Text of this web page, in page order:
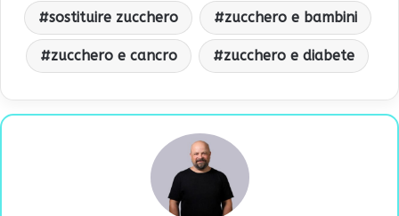
sostituire zucchero zucchero e bambini
zucchero e cancro zucchero e diabete